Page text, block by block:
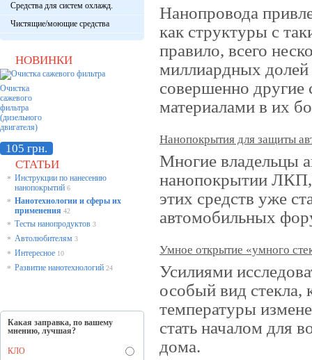
Средства для систем охлажд.
Чистящие/моющие средства
НОВИНКИ
Очистка
сажевого
фильтра
(дизельного
двигателя)
105 грн.
СТАТЬИ
* Инструкции по нанесению
нанопокрытий 6
* Нанотехнологии и сферы их
применения 42
* Тесты нанопродуктов 3
* Автолюбителям 3
* Интересное 10
* Развитие нанотехнологий 24
Какая заправка, по вашему
мнению, лучшая?
КЛО
Нанопровода
как структуры с
правило, всего
миллиардных долей
совершенно другие
материалами в их
Нанопокрытия для защиты
Многие владельцы
нанопокрытии ЛКП,
этих средств уже
автомобильных
Умное открытие «умного
Усилиями
особый вид стекла,
температуры
стать началом для
дома.